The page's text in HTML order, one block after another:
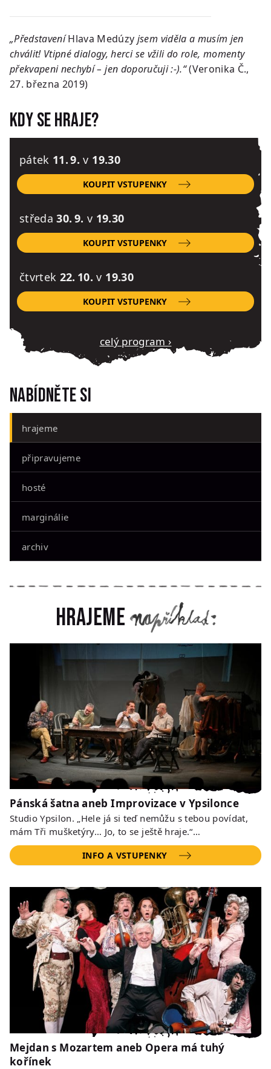
„PředstaveníHlava Medúzy jsem viděla a musím jen
chválit! Vtipné dialogy, herci se vžili do role, momenty
překvapeni nechybí – jen doporučuji :-).“(Veronika Č.,
27. března 2019)
Nabídněte si
hrajeme
připravujeme
hosté
marginálie
archiv
Kdy se hraje?
pátek 11. 9. v 19.30
KOUPIT VSTUPENKY
středa30. 9. v 19.30
KOUPIT VSTUPENKY
čtvrtek 22. 10. v 19.30
KOUPIT VSTUPENKY
Celý program ›
Hrajeme
Pánská šatna aneb Improvizace v Ypsilonce
Studio Ypsilon. „Hele já si teď nemůžu s tebou povídat,
mám Tři mušketýry… Jo, to se ještě hraje.“…
INFO A VSTUPENKY
Mejdan s Mozartem aneb Opera má tuhý
kořínek